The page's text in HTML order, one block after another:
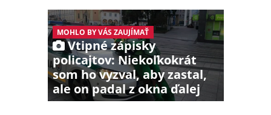
MOHLO BY VÁS ZAUJÍMAŤ
Vtipné zápisky
policajtov: Niekoľkokrát
som ho vyzval, aby zastal,
ale on padal z okna ďalej